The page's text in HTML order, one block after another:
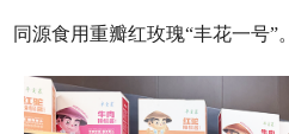
同源食用重瓣红玫瑰“丰花一号”。